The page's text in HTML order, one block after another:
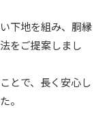
下地を組み、胴縁
をご提案しまし
とで、長く安心し
。